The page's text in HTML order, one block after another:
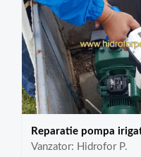
Reparatie pompa
Vanzator: Hidrofor P.